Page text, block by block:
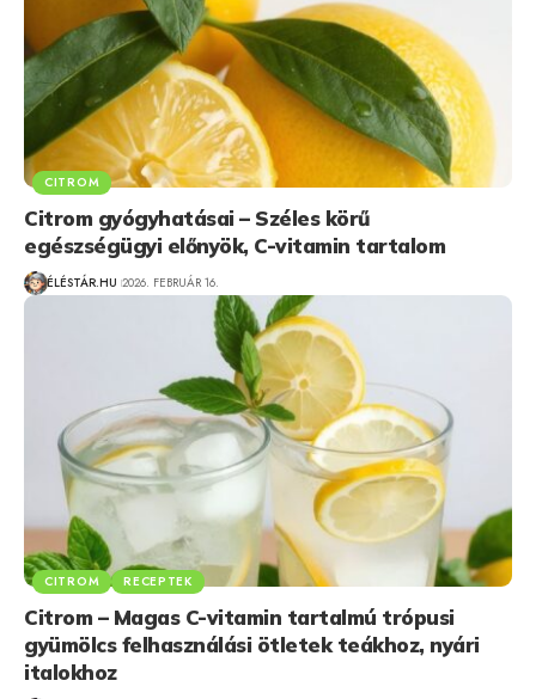
CITROM
Citrom gyógyhatásai – Széles körű
egészségügyi előnyök, C-vitamin tartalom
ÉLÉSTÁR.HU 2026. FEBRUÁR 16.
CITROM RECEPTEK
Citrom – Magas C-vitamin tartalmú trópusi
gyümölcs felhasználási ötletek teákhoz, nyári
italokhoz